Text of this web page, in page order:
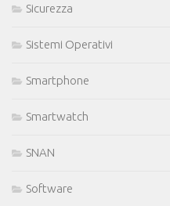
Sicurezza
Sistemi Operativi
Smartphone
Smartwatch
SNAN
Software